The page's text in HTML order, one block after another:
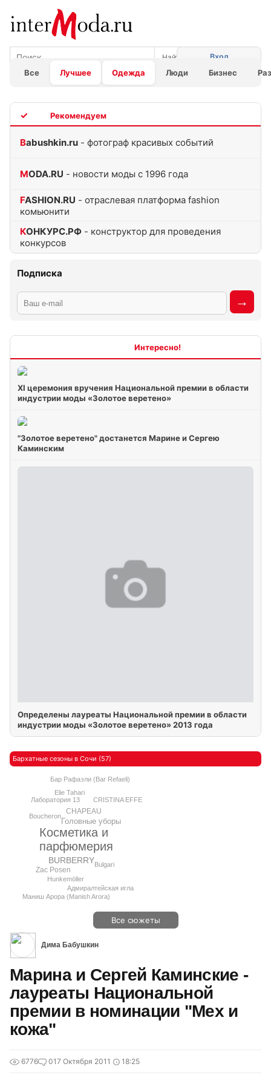
Все Лучшее Одежда Люди Бизнес
Вход
Babushkin.ru - фотограф красивых событий
MODA.RU - новости моды с 1996 года
FASHION.RU - отраслевая платформа fashion
комьюнити
КОНКУРС.РФ - конструктор для проведения
конкурсов
Подписка
XI церемония вручения Национальной премии в области
индустрии моды «Золотое веретено»
"Золотое веретено" достанется Марине и Сергею
Каминским
Определены лауреаты Национальной премии в области
индустрии моды «Золотое веретено» 2013 года
Бархатные сезоны в Сочи (57)
Косметика и
парфюмерия
BURBERRY
Головные уборы
CHAPEAU
Zac Posen
Hunkemöller
Bulgari
Лаборатория 13
Elie Tahari
Адмиралтейская игла
Бар Рафаэли (Bar Refaeli)
Маниш Арора (Manish Arora)
Boucheron
CRISTINA EFFE
Все сюжеты
Дима Бабушкин
Марина и Сергей Каминские -
лауреаты Национальной
премии в номинации "Мех и
кожа"
6776 017 Октября 2011 18:25